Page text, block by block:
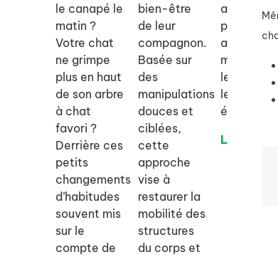
le canapé le
matin ?
Votre chat
ne grimpe
plus en haut
de son arbre
à chat
favori ?
Derrière ces
petits
changements
d’habitudes
souvent mis
sur le
compte de
bien-être
de leur
compagnon.
Basée sur
des
manipulations
douces et
ciblées,
cette
approche
vise à
restaurer la
mobilité des
structures
du corps et
aux chats
pour les
aider à
mieux
le stress et
les
émotions.
Lire la